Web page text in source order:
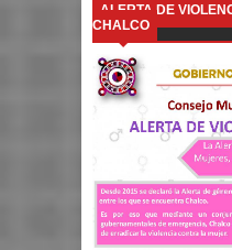
ALERTA DE
CHALCO